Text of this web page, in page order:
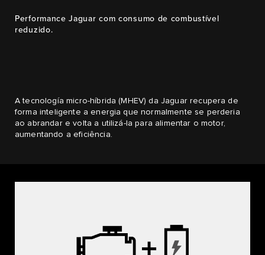
Performance Jaguar com consumo de combustível
reduzido.
A tecnología micro-híbrida (MHEV) da Jaguar recupera de
forma inteligente a energia que normalmente se perderia
ao abrandar e volta a utilizá-la para alimentar o motor,
aumentando a eficiência.